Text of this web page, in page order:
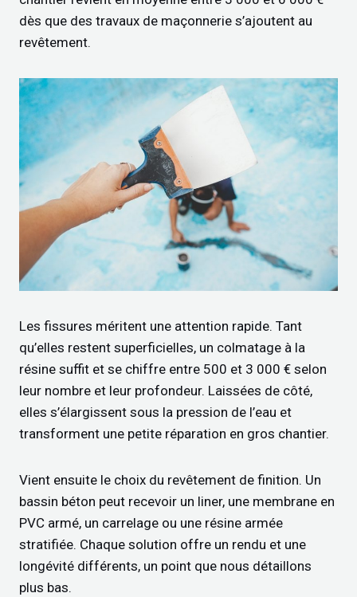
dès que des travaux de maçonnerie s’ajoutent au
revêtement.
Les fissures méritent une attention rapide. Tant
qu’elles restent superficielles, un colmatage à la
résine suffit et se chiffre entre 500 et 3 000 € selon
leur nombre et leur profondeur. Laissées de côté,
elles s’élargissent sous la pression de l’eau et
transforment une petite réparation en gros chantier.
Vient ensuite le choix du revêtement de finition. Un
bassin béton peut recevoir un liner, une membrane en
PVC armé, un carrelage ou une résine armée
stratifiée. Chaque solution offre un rendu et une
longévité différents, un point que nous détaillons
plus bas.